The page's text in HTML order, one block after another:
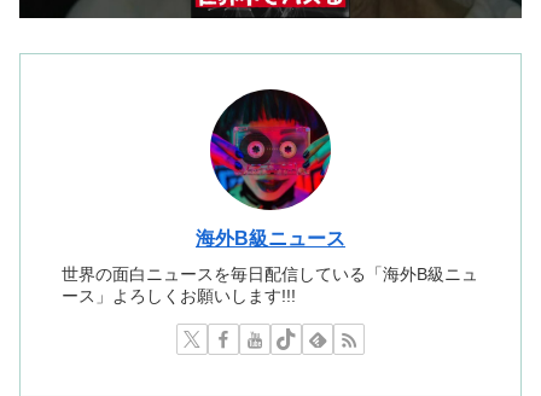
海外B級ニュース
世界の面白ニュースを毎日配信している「海外B級ニュ
ース」よろしくお願いします!!!